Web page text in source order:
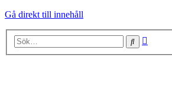
Gå direkt till innehåll
Sök